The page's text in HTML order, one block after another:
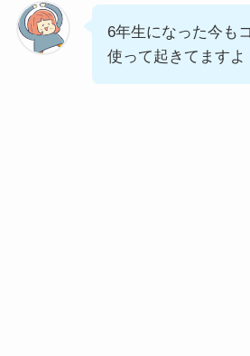
6年生になった今も
使って起きてますよ